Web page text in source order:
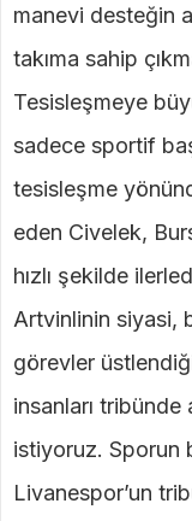
manevi desteğin
takıma sahip
Tesisleşmeye
sadece sportif
tesisleşme
eden Civelek,
hızlı şekilde
Artvinlinin siyasi,
görevler
insanları tribünde
istiyoruz. Sporun
Livanespor’un